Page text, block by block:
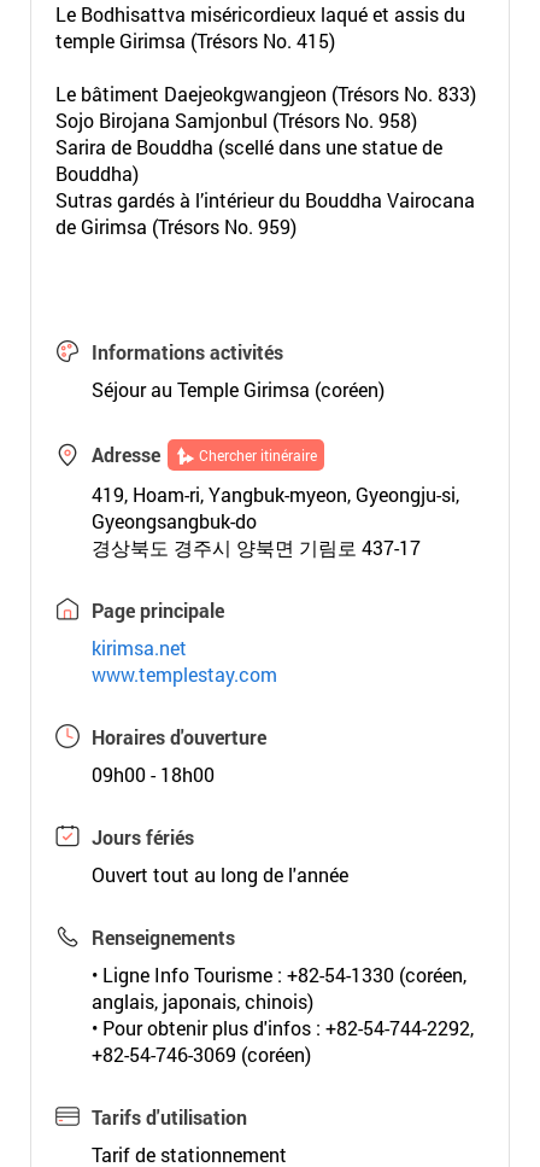
Le Bodhisattva miséricordieux laqué et assis du
temple Girimsa (Trésors No. 415)
Le bâtiment Daejeokgwangjeon (Trésors No. 833)
Sojo Birojana Samjonbul (Trésors No. 958)
Sarira de Bouddha (scellé dans une statue de
Bouddha)
Sutras gardés à l’intérieur du Bouddha Vairocana
de Girimsa (Trésors No. 959)
Informations activités
Séjour au Temple Girimsa (coréen)
Adresse Chercher itinéraire
419, Hoam-ri, Yangbuk-myeon, Gyeongju-si,
Gyeongsangbuk-do
경상북도 경주시 양북면 기림로 437-17
Page principale
kirimsa.net
www.templestay.com
Horaires d'ouverture
09h00 - 18h00
Jours fériés
Ouvert tout au long de l'année
Renseignements
• Ligne Info Tourisme : +82-54-1330 (coréen,
anglais, japonais, chinois)
• Pour obtenir plus d'infos : +82-54-744-2292,
+82-54-746-3069 (coréen)
Tarifs d'utilisation
Tarif de stationnement